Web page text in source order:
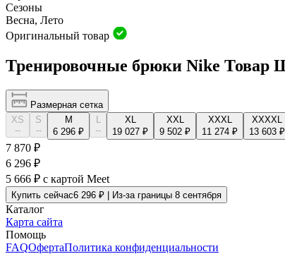
Сезоны
Весна, Лето
Оригинальный товар
Тренировочные брюки Nike
Размерная сетка
XS
--
S
--
M
6 296 ₽
--
XL
19 027 ₽
XXL
9 502 ₽
XXXL
11 274 ₽
XXXXL
13 603 ₽
7 870 ₽
6 296 ₽
5 666 ₽ с картой Meet
Купить сейчас6 296 ₽ | Из-за границы 8 сентября
Каталог
Карта сайта
Помощь
FAQОфертаПолитика конфиденциальности